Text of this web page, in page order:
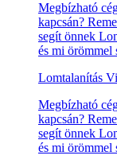
Megbízható
kapcsán?
segít önnek
és mi örömmel
Lomtalanítás
Megbízható
kapcsán?
segít önnek
és mi örömmel